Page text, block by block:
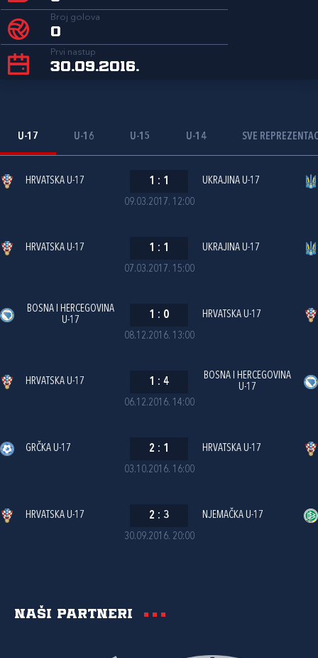
Broj golova
0
Prvi nastup
30.09.2016.
U-17 U-16 U-15 U-14 SVE
09.03.2017. 12:00
HRVATSKA U-17 1 : 1 UKRAJINA U-17
07.03.2017. 15:00
HRVATSKA U-17 1 : 1 UKRAJINA U-17
08.12.2016. 13:00
BOSNA I HERCEGOVINA
U-17
1 : 0 HRVATSKA U-17
06.12.2016. 14:00
HRVATSKA U-17 1 : 4
BOSNA I HERCEGOVINA
U-17
03.10.2016. 16:00
GRČKA U-17 2 : 1 HRVATSKA U-17
30.09.2016. 20:00
HRVATSKA U-17 2 : 3 NJEMAČKA U-17
Naši partneri